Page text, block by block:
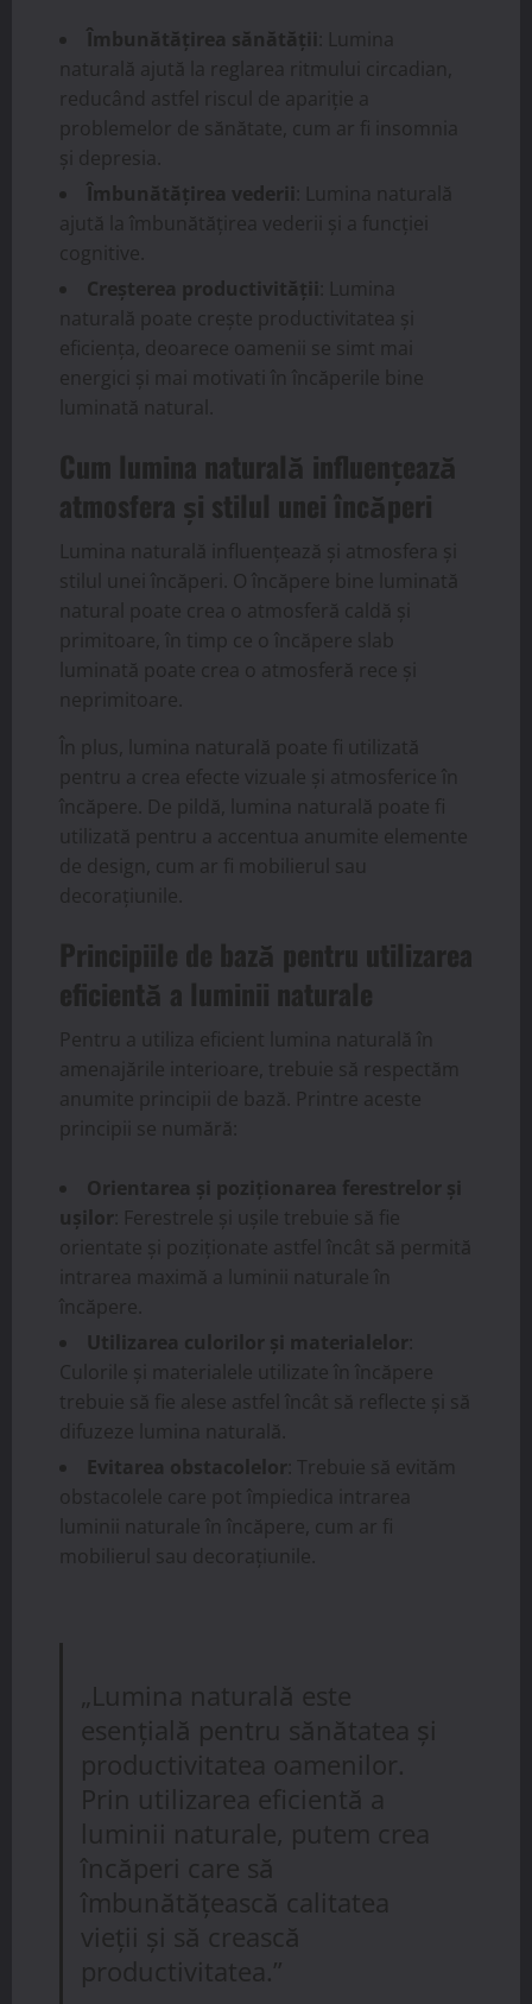
Îmbunătățirea sănătății : Lumina
naturală ajută la reglarea ritmului circadian,
reducând astfel riscul de apariție a
problemelor de sănătate, cum ar fi insomnia
și depresia.
Îmbunătățirea vederii : Lumina naturală
ajută la îmbunătățirea vederii și a funcției
cognitive.
Creșterea productivității : Lumina
naturală poate crește productivitatea și
eficiența, deoarece oamenii se simt mai
energici și mai motivati în încăperile bine
luminată natural.
Cum lumina naturală influențează
atmosfera și stilul unei încăperi
Lumina naturală influențează și atmosfera și
stilul unei încăperi. O încăpere bine luminată
natural poate crea o atmosferă caldă și
primitoare, în timp ce o încăpere slab
luminată poate crea o atmosferă rece și
neprimitoare.
În plus, lumina naturală poate fi utilizată
pentru a crea efecte vizuale și atmosferice în
încăpere. De pildă, lumina naturală poate fi
utilizată pentru a accentua anumite elemente
de design, cum ar fi mobilierul sau
decorațiunile.
Principiile de bază pentru utilizarea
eficientă a luminii naturale
Pentru a utiliza eficient lumina naturală în
amenajările interioare, trebuie să respectăm
anumite principii de bază. Printre aceste
principii se numără:
Orientarea și poziționarea ferestrelor și
ușilor : Ferestrele și ușile trebuie să fie
orientate și poziționate astfel încât să permită
intrarea maximă a luminii naturale în
încăpere.
Utilizarea culorilor și materialelor
Culorile și materialele utilizate în încăpere
trebuie să fie alese astfel încât să reflecte și să
difuzeze lumina naturală.
Evitarea obstacolelor : Trebuie să evităm
obstacolele care pot împiedica intrarea
luminii naturale în încăpere, cum ar fi
mobilierul sau decorațiunile.
„Lumina naturală este
esențială pentru sănătatea și
productivitatea oamenilor.
Prin utilizarea eficientă a
luminii naturale, putem crea
încăperi care să
îmbunătățească calitatea
vieții și să crească
productivitatea.”